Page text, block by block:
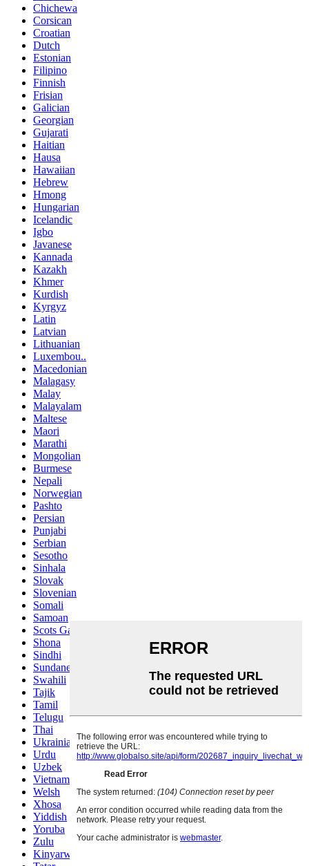
Chichewa
Corsican
Croatian
Dutch
Estonian
Filipino
Finnish
Frisian
Galician
Georgian
Gujarati
Haitian
Hausa
Hawaiian
Hebrew
Hmong
Hungarian
Icelandic
Igbo
Javanese
Kannada
Kazakh
Khmer
Kurdish
Kyrgyz
Latin
Latvian
Lithuanian
Luxembou..
Macedonian
Malagasy
Malay
Malayalam
Maltese
Maori
Marathi
Mongolian
Burmese
Nepali
Norwegian
Pashto
Persian
Punjabi
Serbian
Sesotho
Sinhala
Slovak
Slovenian
Somali
Samoan
Scots Gaelic
Shona
Sindhi
Sundanese
Swahili
Tajik
Tamil
Telugu
Thai
Ukrainian
Urdu
Uzbek
Vietnamese
Welsh
Xhosa
Yiddish
Yoruba
Zulu
Kinyarwanda